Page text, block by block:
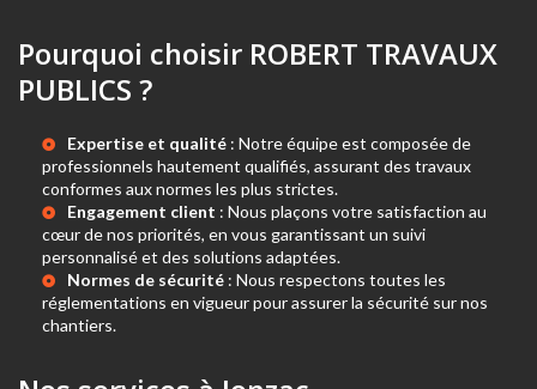
Pourquoi choisir ROBERT TRAVAUX
PUBLICS ?
Expertise et qualité : Notre équipe est composée de
professionnels hautement qualifiés, assurant des travaux
conformes aux normes les plus strictes.
Engagement client : Nous plaçons votre satisfaction au
cœur de nos priorités, en vous garantissant un suivi
personnalisé et des solutions adaptées.
Normes de sécurité : Nous respectons toutes les
réglementations en vigueur pour assurer la sécurité sur nos
chantiers.